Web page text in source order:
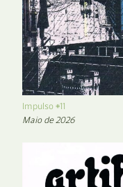
Impulso #11
Maio de 2026